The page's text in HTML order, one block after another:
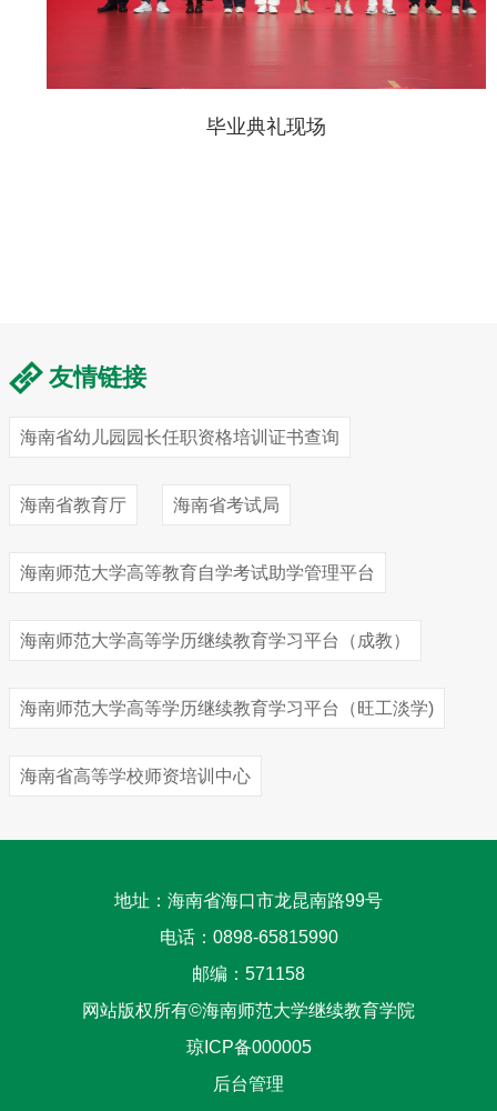
毕业典礼现场
友情链接
海南省幼儿园园长任职资格培训证书查询
海南省教育厅 海南省考试局
海南师范大学高等教育自学考试助学管理平台
海南师范大学高等学历继续教育学习平台（成教）
海南师范大学高等学历继续教育学习平台（旺工淡学)
海南省高等学校师资培训中心
地址：海南省海口市龙昆南路99号
电话：0898-65815990
邮编：571158
网站版权所有©海南师范大学继续教育学院
琼ICP备000005
后台管理